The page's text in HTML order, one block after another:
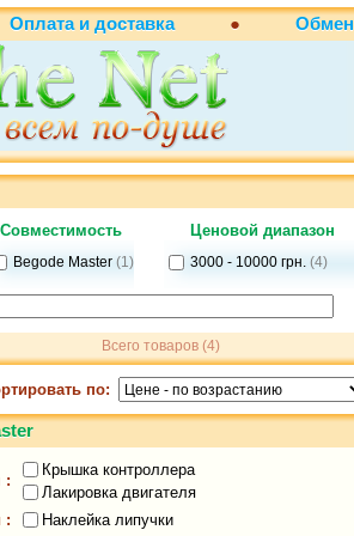
Оплата и доставка ● Обмен
Совместимость Ценовой диапазон
Begode Master (1) 3000 - 10000 грн. (4)
Всего товаров (4)
по:
:
Крышка контроллера
Лакировка двигателя
:
Наклейка липучки